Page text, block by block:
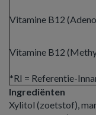
Vitamine B12
Vitamine B12
*RI = Referentie-
Ingrediënten
Xylitol (zoetstof),